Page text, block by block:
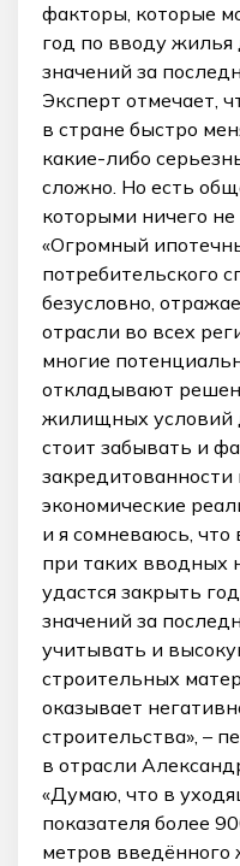
факторы, которые
год по вводу
значений за
Эксперт отмечает,
в стране быстро
какие-либо
сложно. Но есть
которыми ничего
«Огромный
потребительского
безусловно,
отрасли во всех
многие
откладывают
жилищных условий
стоит забывать и
экономические
и я сомневаюсь, что
при таких вводных
удастся закрыть
значений за
учитывать и
строительных
оказывает
строительства», –
в отрасли
«Думаю, что в
показателя более
метров введённого